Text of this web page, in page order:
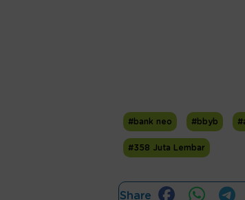
#bank neo #bbyb
#358 Juta Lembar
Share